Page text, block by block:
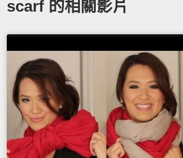
scarf 的相關影片